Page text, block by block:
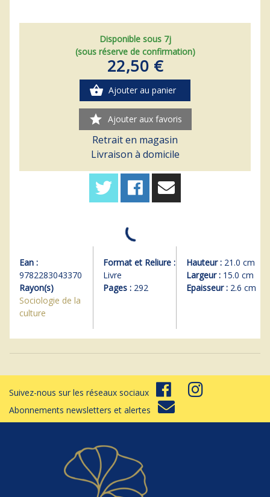
Disponible sous 7j
(sous réserve de confirmation)
22,50 €
shopping_basket Ajouter au panier
star Ajouter aux favoris
Retrait en magasin
Livraison à domicile
Ean :
9782283043370
Rayon(s)
Sociologie de la
culture
Format et Reliure :
Livre
Pages :292
Hauteur : 21.0 cm
Largeur : 15.0 cm
Epaisseur : 2.6 cm
Suivez-nous sur les réseaux sociaux
Abonnements newsletters et alertes